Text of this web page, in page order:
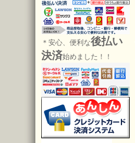
＊安心、便利な後払い
決済始めました！！